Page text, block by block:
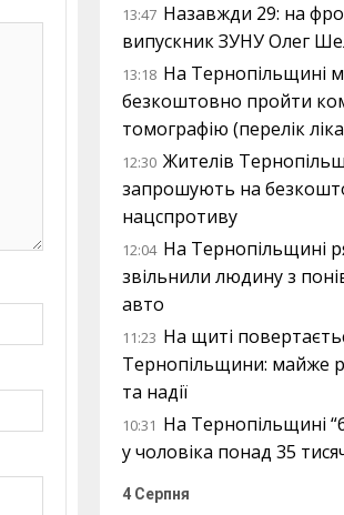
13:47 Назавжди 29: на
випускник ЗУНУ Олег
13:18 На Тернопільщині
безкоштовно пройти
томографію (перелік
12:30 Жителів
запрошують на
нацспротиву
12:04 На Тернопільщині
звільнили людину з
авто
11:23 На щиті
Тернопільщини: майже
та надії
10:31 На Тернопільщині
у чоловіка понад 35
4 Серпня